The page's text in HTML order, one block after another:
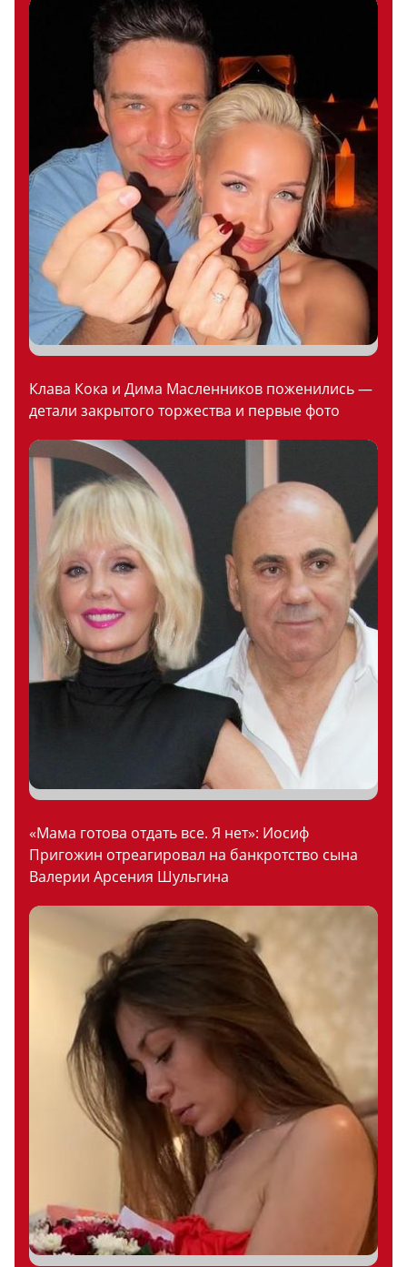
Клава Кока и Дима Масленников поженились —
детали закрытого торжества и первые фото
«Мама готова отдать все. Я нет»: Иосиф
Пригожин отреагировал на банкротство сына
Валерии Арсения Шульгина